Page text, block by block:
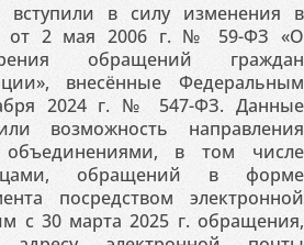
в силу изменения в
от 2 мая 2006 г. № 59-ФЗ «О
обращений граждан
внесённые Федеральным
2024 г. № 547-ФЗ. Данные
возможность направления
в том числе
обращений в форме
посредством электронной
с 30 марта 2025 г. обращения,